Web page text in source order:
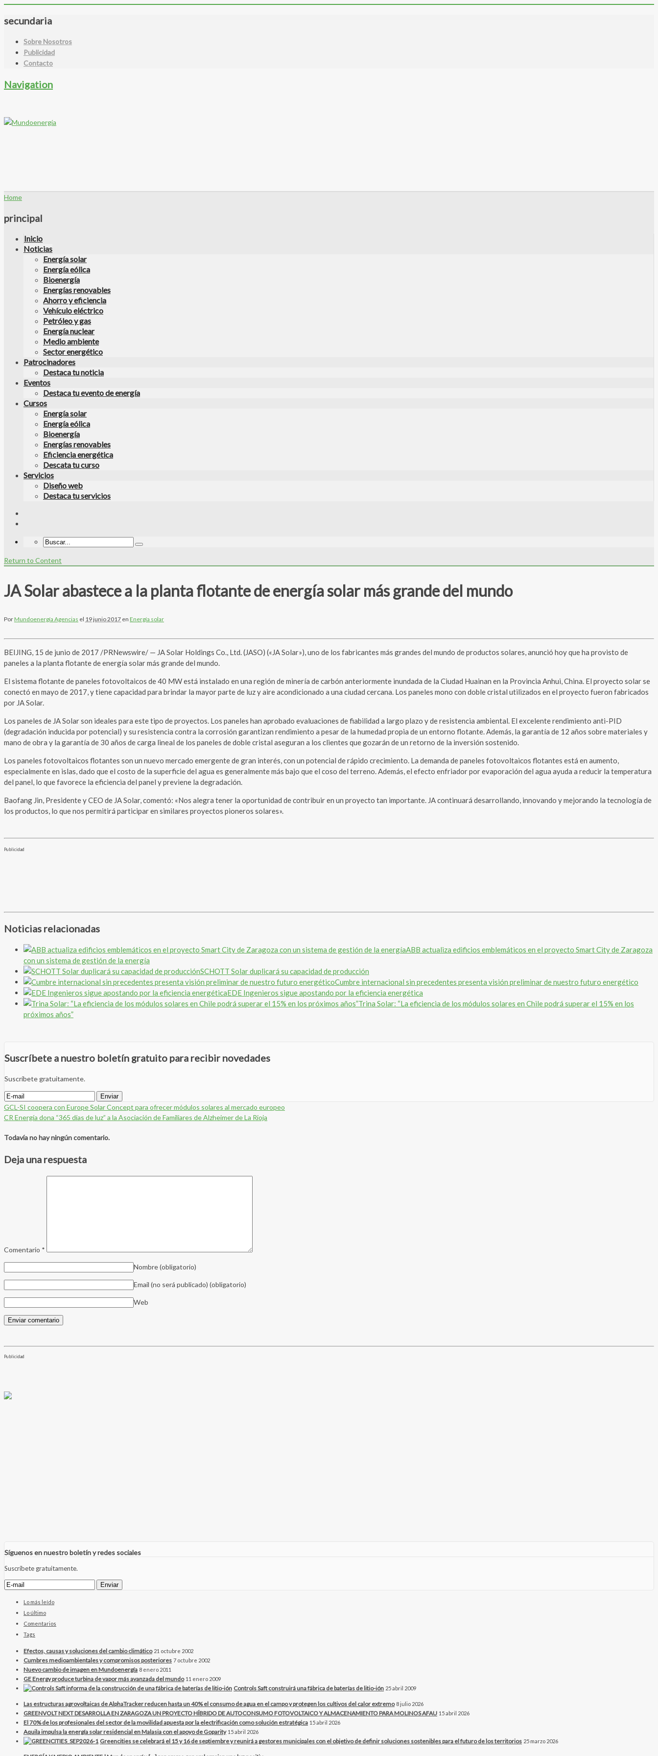
secundaria
Sobre Nosotros
Publicidad
Contacto
Navigation
Home
principal
Inicio
Noticias
Energía solar
Energía eólica
Bioenergía
Energías renovables
Ahorro y eficiencia
Vehículo eléctrico
Petróleo y gas
Energía nuclear
Medio ambiente
Sector energético
Patrocinadores
Destaca tu noticia
Eventos
Destaca tu evento de energía
Cursos
Energía solar
Energía eólica
Bioenergía
Energías renovables
Eficiencia energética
Descata tu curso
Servicios
Diseño web
Destaca tu servicios
Return to Content
JA Solar abastece a la planta flotante de energía solar más grande del mundo
PorMundoenergía Agencias el 19 junio 2017 en Energía solar
BEIJING, 15 de junio de 2017 /PRNewswire/ — JA Solar Holdings Co., Ltd. (JASO) («JA Solar»), uno de los fabricantes más grandes del mundo de productos solares, anunció hoy que ha provisto de
paneles a la planta flotante de energía solar más grande del mundo.
El sistema flotante de paneles fotovoltaicos de 40 MW está instalado en una región de minería de carbón anteriormente inundada de la Ciudad Huainan en la Provincia Anhui, China. El proyecto solar se
conectó en mayo de 2017, y tiene capacidad para brindar la mayor parte de luz y aire acondicionado a una ciudad cercana. Los paneles mono con doble cristal utilizados en el proyecto fueron fabricados
por JA Solar.
Los paneles de JA Solar son ideales para este tipo de proyectos. Los paneles han aprobado evaluaciones de fiabilidad a largo plazo y de resistencia ambiental. El excelente rendimiento anti-PID
(degradación inducida por potencial) y su resistencia contra la corrosión garantizan rendimiento a pesar de la humedad propia de un entorno flotante. Además, la garantía de 12 años sobre materiales y
mano de obra y la garantía de 30 años de carga lineal de los paneles de doble cristal aseguran a los clientes que gozarán de un retorno de la inversión sostenido.
Los paneles fotovoltaicos flotantes son un nuevo mercado emergente de gran interés, con un potencial de rápido crecimiento. La demanda de paneles fotovoltaicos flotantes está en aumento,
especialmente en islas, dado que el costo de la superficie del agua es generalmente más bajo que el coso del terreno. Además, el efecto enfriador por evaporación del agua ayuda a reducir la temperatura
del panel, lo que favorece la eficiencia del panel y previene la degradación.
Baofang Jin, Presidente y CEO de JA Solar, comentó: «Nos alegra tener la oportunidad de contribuir en un proyecto tan importante. JA continuará desarrollando, innovando y mejorando la tecnología de
los productos, lo que nos permitirá participar en similares proyectos pioneros solares».
Publicidad
Noticias relacionadas
ABB actualiza edificios emblemáticos en el proyecto Smart City de Zaragoza
con un sistema de gestión de la energía
SCHOTT Solar duplicará su capacidad de producción
Cumbre internacional sin precedentes presenta visión preliminar de nuestro futuro energético
EDE Ingenieros sigue apostando por la eficiencia energética
Trina Solar: “La eficiencia de los módulos solares en Chile podrá superar el 15% en los
próximos años”
Suscríbete a nuestro boletín gratuito para recibir novedades
Suscríbete gratuitamente.
GCL-SI coopera con Europe Solar Concept para ofrecer módulos solares al mercado europeo
CR Energía dona “365 días de luz” a la Asociación de Familiares de Alzheimer de La Rioja
Todavía no hay ningún comentario.
Deja una respuesta
Comentario *
Nombre(obligatorio)
Email (no será publicado) (obligatorio)
Web
Publicidad
Síguenos en nuestro boletín y redes sociales
Suscríbete gratuitamente.
Lo más leído
Lo último
Comentarios
Tags
Efectos, causas y soluciones del cambio climático 21 octubre 2002
Cumbres medioambientales y compromisos posteriores 7 octubre 2002
Nuevo cambio de imagen en Mundoenergía 8 enero 2011
GE Energy produce turbina de vapor más avanzada del mundo 11 enero 2009
Controls Saft construirá una fábrica de baterías de litio-ión 25 abril 2009
Las estructuras agrovoltaicas de AlphaTracker reducen hasta un 40% el consumo de agua en el campo y protegen los cultivos del calor extremo 8 julio 2026
GREENVOLT NEXT DESARROLLA EN ZARAGOZA UN PROYECTO HÍBRIDO DE AUTOCONSUMO FOTOVOLTAICO Y ALMACENAMIENTO PARA MOLINOS AFAU 15 abril 2026
El 70% de los profesionales del sector de la movilidad apuesta por la electrificación como solución estratégica 15 abril 2026
Aquila impulsa la energía solar residencial en Malasia con el apoyo de Goparity 15 abril 2026
Greencities se celebrará el 15 y 16 de septiembre y reunirá a gestores municipales con el objetivo de definir soluciones sostenibles para el futuro de los territorios 25 marzo 2026